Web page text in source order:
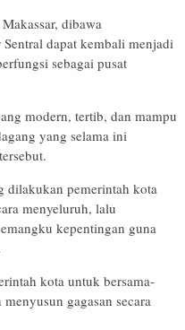
dibawa
dapat kembali menjadi
sebagai pusat
modern, tertib, dan mampu
yang selama ini
dilakukan pemerintah kota
menyeluruh, lalu
kepentingan guna
kota untuk bersama-
gagasan secara